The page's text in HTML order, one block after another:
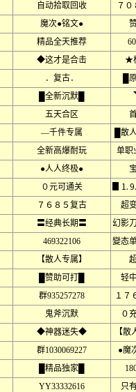
自动拾取回收
７０
魔次●铭文●
精品全天推荐
◆这才是合击
★
．复古．
█
█全新沉默█
五天合区
––千件专属
█散
全新高爆耐玩
单职
●人人终极●
０元可通关
７６８５复古
超
〓经典长期〓
幻影
469322106
變态
【散人专属】
█赞助可打█
轻
群935257278
１７
鬼斧沉默
０
◆神器迷失◆
【
群1030069227
●魔
█精品独家█
YY33332616
只